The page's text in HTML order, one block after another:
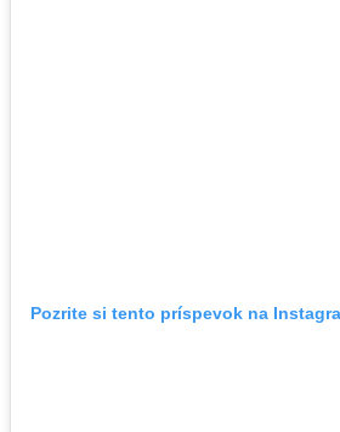
Pozrite si tento príspevok na